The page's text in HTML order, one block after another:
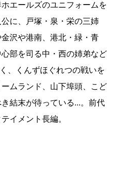
エールズのユニフォームを
に、戸塚・泉・栄の三姉
沢や港南、港北・緑・青
部を司る中・西の姉弟など
、くんずほぐれつの戦いを
ムランド、山下埠頭、こど
結末が待っている…。前代
イメント長編。